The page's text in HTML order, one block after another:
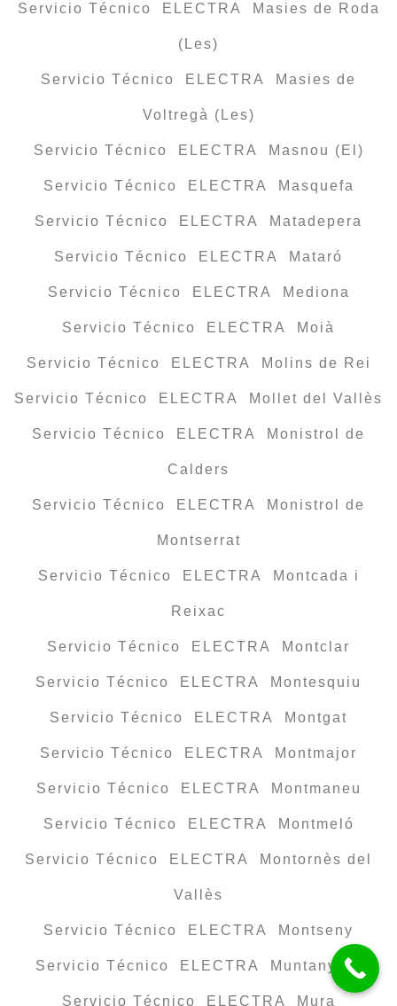
Servicio Técnico ELECTRA Masies de Roda
(Les)
Servicio Técnico ELECTRA Masies de
Voltregà (Les)
Servicio Técnico ELECTRA Masnou (El)
Servicio Técnico ELECTRA Masquefa
Servicio Técnico ELECTRA Matadepera
Servicio Técnico ELECTRA Mataró
Servicio Técnico ELECTRA Mediona
Servicio Técnico ELECTRA Moià
Servicio Técnico ELECTRA Molins de Rei
Servicio Técnico ELECTRA Mollet del Vallès
Servicio Técnico ELECTRA Monistrol de
Calders
Servicio Técnico ELECTRA Monistrol de
Montserrat
Servicio Técnico ELECTRA Montcada i
Reixac
Servicio Técnico ELECTRA Montclar
Servicio Técnico ELECTRA Montesquiu
Servicio Técnico ELECTRA Montgat
Servicio Técnico ELECTRA Montmajor
Servicio Técnico ELECTRA Montmaneu
Servicio Técnico ELECTRA Montmeló
Servicio Técnico ELECTRA Montornès del
Vallès
Servicio Técnico ELECTRA Montseny
Servicio Técnico ELECTRA Muntanyola
Servicio Técnico ELECTRA Mura